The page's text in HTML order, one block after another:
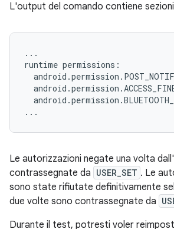
L'output del comando contiene
...
runtime permissions:
Le autorizzazioni negate una volta
contrassegnate da USER_SET . Le
sono state rifiutate definitivamente
due volte sono contrassegnate da
Durante il test, potresti voler